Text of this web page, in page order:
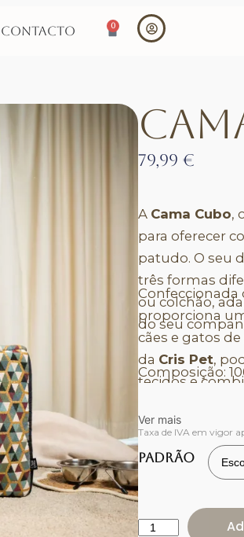
0
Contacto
79,99 €
A Cama Cubo,
para oferecer
patudo. O seu
três formas
ou colchão,
do seu
Confeccionada
proporciona
cães e gatos
da Cris Pet,
tecidos e
Composição:
Ver mais
Taxa de IVA em vigor
Padrão